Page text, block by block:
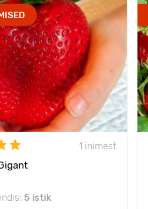
1 inimest
5 istik